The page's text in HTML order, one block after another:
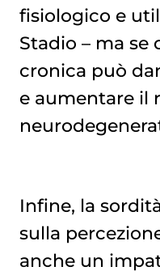
fisiologico e
Stadio – ma se
cronica può
e aumentare il
Infine, la
sulla
anche un